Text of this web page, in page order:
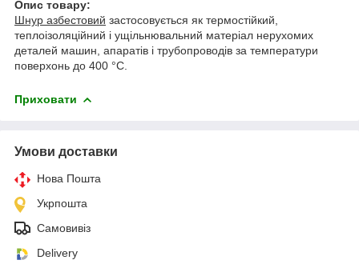
Опис товару:
Шнур азбестовий застосовується як термостійкий,
теплоізоляційний і ущільнювальний матеріал нерухомих
деталей машин, апаратів і трубопроводів за температури
поверхонь до 400 °C.
Приховати
Умови доставки
Нова Пошта
Укрпошта
Самовивіз
Delivery